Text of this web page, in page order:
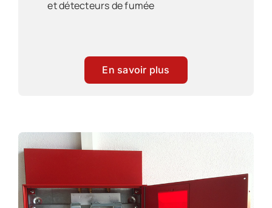
et détecteurs de fumée
En savoir plus